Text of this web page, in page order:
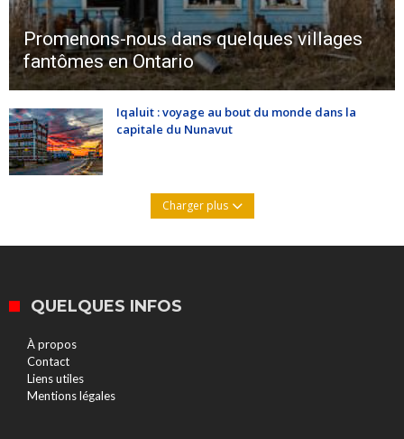
Promenons-nous dans quelques villages
fantômes en Ontario
Iqaluit : voyage au bout du monde dans la
capitale du Nunavut
Charger plus
QUELQUES INFOS
À propos
Contact
Liens utiles
Mentions légales